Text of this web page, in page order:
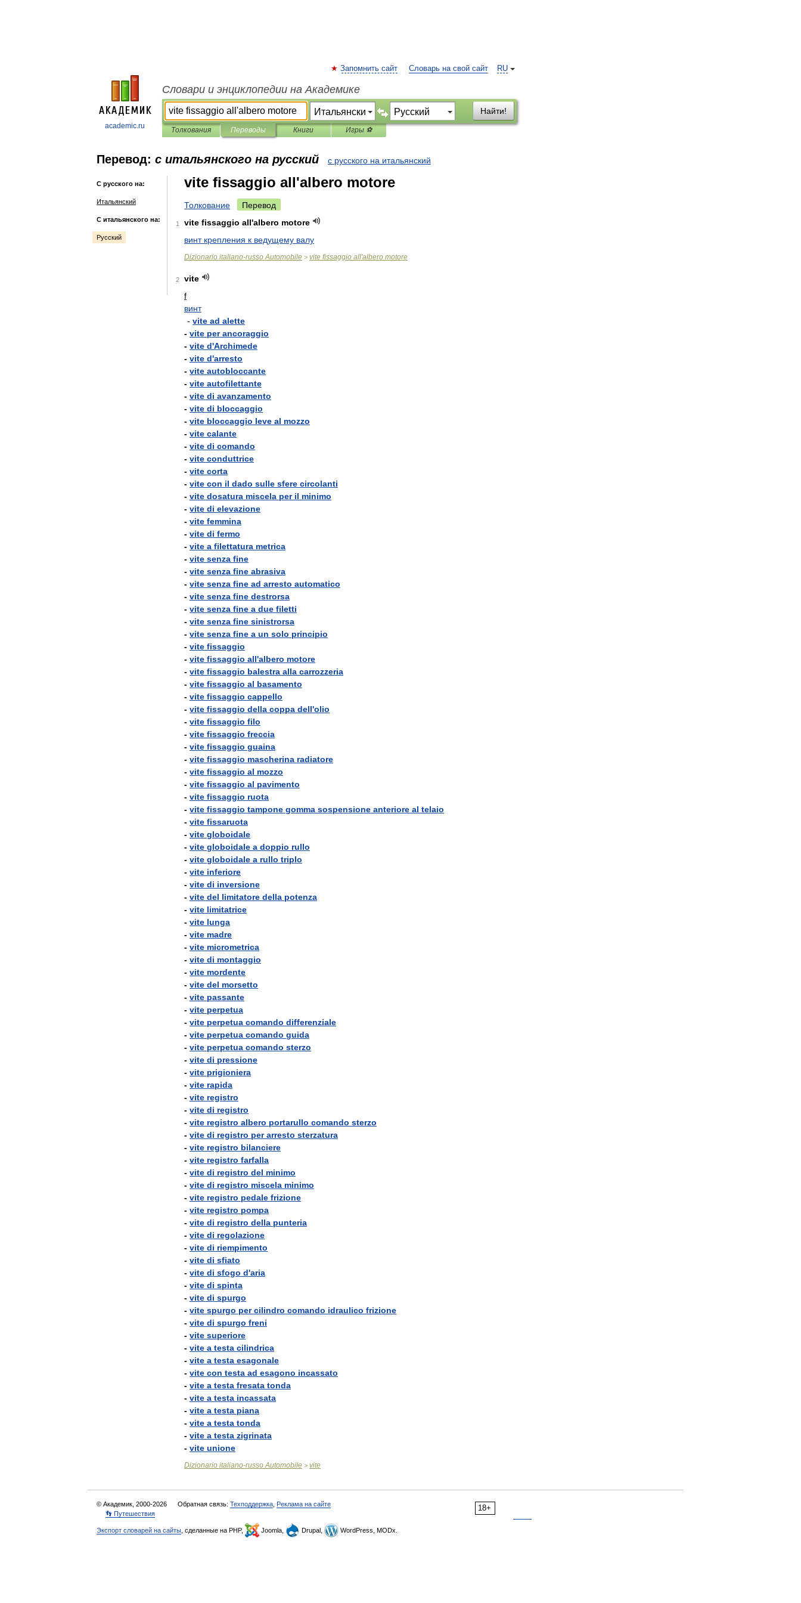
academic.ru
RU
Запомнить сайт Словарь на свой сайт
Словари и энциклопедии на Академике
Найти!
Толкования Переводы Книги Игры ⚽
Перевод: с итальянского на русский с русского на итальянский
С русского на:
Итальянский
С итальянского на:
Русский
vite fissaggio all'albero motore
Толкование Перевод
1 vite fissaggio all'albero motore
винт крепления к ведущему валу
Dizionario italiano-russo Automobile > vite fissaggio all'albero motore
2
vite
f
винт
- vite ad alette
- vite per ancoraggio
- vite d'Archimede
- vite d'arresto
- vite autobloccante
- vite autofilettante
- vite di avanzamento
- vite di bloccaggio
- vite bloccaggio leve al mozzo
- vite calante
- vite di comando
- vite conduttrice
- vite corta
- vite con il dado sulle sfere circolanti
- vite dosatura miscela per il minimo
- vite di elevazione
- vite femmina
- vite di fermo
- vite a filettatura metrica
- vite senza fine
- vite senza fine abrasiva
- vite senza fine ad arresto automatico
- vite senza fine destrorsa
- vite senza fine a due filetti
- vite senza fine sinistrorsa
- vite senza fine a un solo principio
- vite fissaggio
- vite fissaggio all'albero motore
- vite fissaggio balestra alla carrozzeria
- vite fissaggio al basamento
- vite fissaggio cappello
- vite fissaggio della coppa dell'olio
- vite fissaggio filo
- vite fissaggio freccia
- vite fissaggio guaina
- vite fissaggio mascherina radiatore
- vite fissaggio al mozzo
- vite fissaggio al pavimento
- vite fissaggio ruota
- vite fissaggio tampone gomma sospensione anteriore al telaio
- vite fissaruota
- vite globoidale
- vite globoidale a doppio rullo
- vite globoidale a rullo triplo
- vite inferiore
- vite di inversione
- vite del limitatore della potenza
- vite limitatrice
- vite lunga
- vite madre
- vite micrometrica
- vite di montaggio
- vite mordente
- vite del morsetto
- vite passante
- vite perpetua
- vite perpetua comando differenziale
- vite perpetua comando guida
- vite perpetua comando sterzo
- vite di pressione
- vite prigioniera
- vite rapida
- vite registro
- vite di registro
- vite registro albero portarullo comando sterzo
- vite di registro per arresto sterzatura
- vite registro bilanciere
- vite registro farfalla
- vite di registro del minimo
- vite di registro miscela minimo
- vite registro pedale frizione
- vite registro pompa
- vite di registro della punteria
- vite di regolazione
- vite di riempimento
- vite di sfiato
- vite di sfogo d'aria
- vite di spinta
- vite di spurgo
- vite spurgo per cilindro comando idraulico frizione
- vite di spurgo freni
- vite superiore
- vite a testa cilindrica
- vite a testa esagonale
- vite con testa ad esagono incassato
- vite a testa fresata tonda
- vite a testa incassata
- vite a testa piana
- vite a testa tonda
- vite a testa zigrinata
- vite unione
Dizionario italiano-russo Automobile > vite
18+
© Академик, 2000-2026 Обратная связь: Техподдержка Реклама на сайте
👣 Путешествия
Экспорт словарей на сайты , сделанные на PHP, Joomla, Drupal, WordPress, MODx.